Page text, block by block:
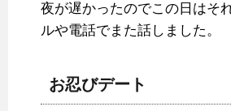
夜が遅かったのでこの日はそ
ルや電話でまた話しました。
お忍びデート